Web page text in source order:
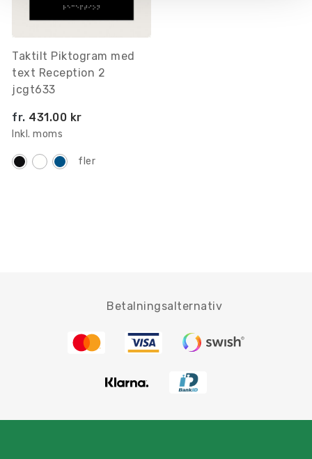
Taktilt Piktogram med
text Reception 2
jcgt633
fr. 431.00 kr
Inkl. moms
fler
Betalningsalternativ